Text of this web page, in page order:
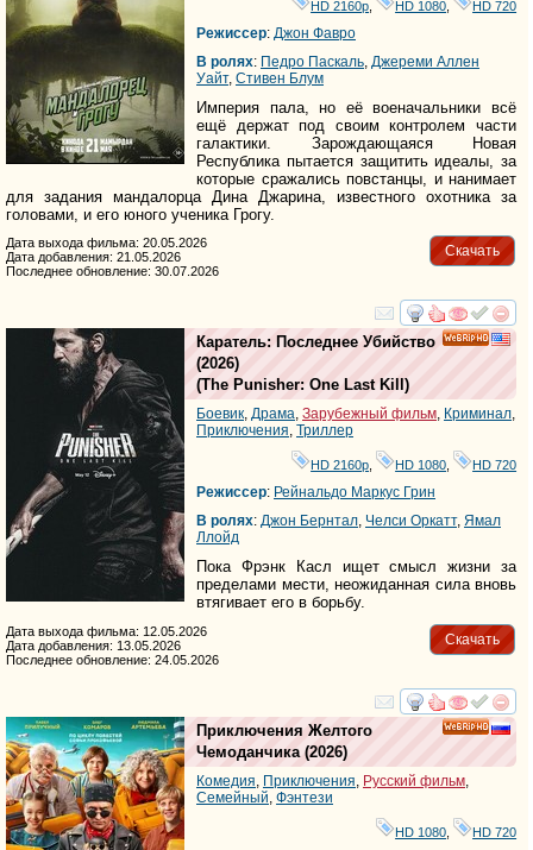
HD 2160р HD 1080 HD 720
Режиссер: Джон Фавро
В ролях: Педро Паскаль Джереми Аллен
Уайт, Стивен Блум
Империя пала, но её военачальники всё
ещё держат под своим контролем части
галактики. Зарождающаяся Новая
Республика пытается защитить идеалы, за
которые сражались повстанцы, и нанимает
для задания мандалорца Дина Джарина, известного охотника за
головами, и его юного ученика Грогу.
Скачать
Дата выхода фильма: 20.05.2026
Дата добавления: 21.05.2026
Последнее обновление: 30.07.2026
смотреть
Каратель: Последнее Убийство
(2026)
(The Punisher: One Last Kill )
Боевик, Драма, Зарубежный фильм, Криминал,
Приключения, Триллер
HD 2160р HD 1080 HD 720
Режиссер: Рейнальдо Маркус Грин
В ролях: Джон Бернтал, Челси Оркатт, Ямал
Ллойд
Пока Фрэнк Касл ищет смысл жизни за
пределами мести, неожиданная сила вновь
втягивает его в борьбу.
Скачать
Дата выхода фильма: 12.05.2026
Дата добавления: 13.05.2026
Последнее обновление: 24.05.2026
смотреть
Приключения Желтого
Чемоданчика(2026)
Комедия, Приключения, Русский фильм,
Семейный, Фэнтези
HD 1080 HD 720